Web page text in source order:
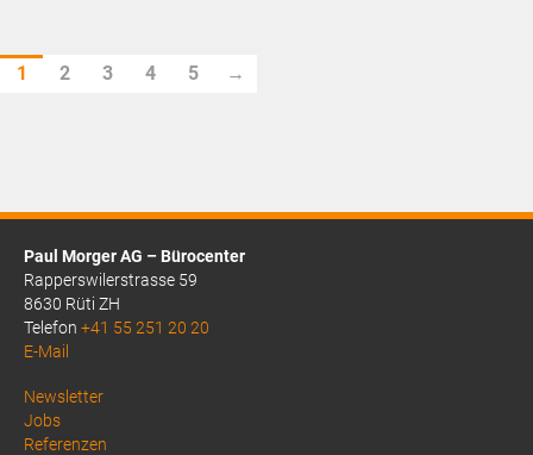
1 2 3 4 5 →
Paul Morger AG – Bürocenter
Rapperswilerstrasse 59
8630 Rüti ZH
Telefon +41 55 251 20 20
E-Mail
Above
Footer
Newsletter
Jobs
Referenzen